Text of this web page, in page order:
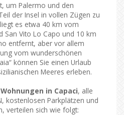
um Palermo und den
der Insel in vollen Zügen zu
es etwa 40 km vom
San Vito Lo Capo und 10 km
entfernt, aber vor allem
vom wunderschönen
können Sie einen Urlaub
Meeres erleben.
Wohnungen in Capaci, alle
kostenlosen Parkplätzen und
verteilen sich wie folgt: